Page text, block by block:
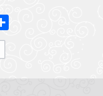
Partager